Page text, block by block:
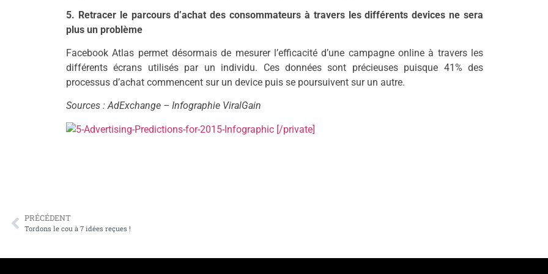
5. Retracer le parcours d’achat des consommateurs à travers les différents devices ne sera
plus un problème
Facebook Atlas permet désormais de mesurer l’efficacité d’une campagne online à travers les
différents écrans utilisés par un individu. Ces données sont précieuses puisque 41% des
processus d’achat commencent sur un device puis se poursuivent sur un autre.
Sources : AdExchange – Infographie ViralGain
[/private]
PRÉCÉDENT
Tordons le cou à 7 idées reçues !